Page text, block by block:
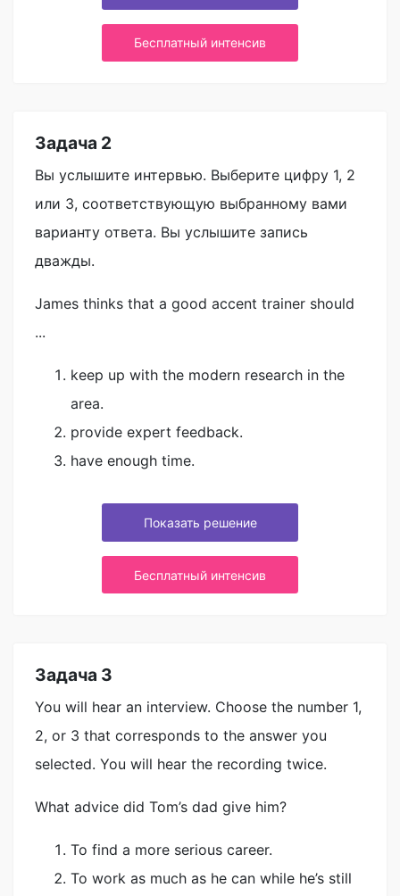
Бесплатный интенсив
Задача 2
Вы услышите интервью. Выберите цифру 1, 2
или 3, соответствующую выбранному вами
варианту ответа. Вы услышите запись
дважды.
James thinks that a good accent trainer should
...
keep up with the modern research in the
area.
provide expert feedback.
have enough time.
Показать решение
Бесплатный интенсив
Задача 3
You will hear an interview. Choose the number 1,
2, or 3 that corresponds to the answer you
selected. You will hear the recording twice.
What advice did Tom’s dad give him?
To find a more serious career.
To work as much as he can while he’s still